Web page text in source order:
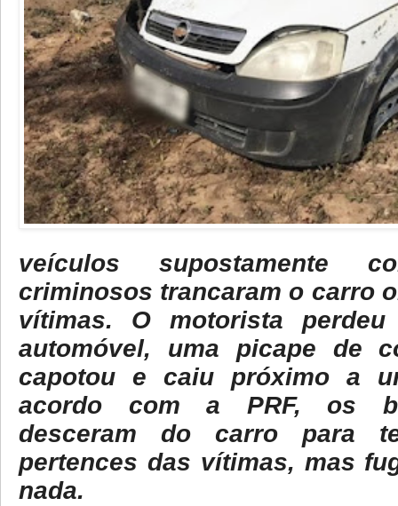
veículos supostamente
criminosos trancaram o carro
vítimas. O motorista
automóvel, uma picape de
capotou e caiu próximo a
acordo com a PRF, os
desceram do carro para
pertences das vítimas, mas
nada.